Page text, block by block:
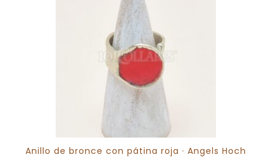
Anillo de bronce con pátina roja · Angels Hoch